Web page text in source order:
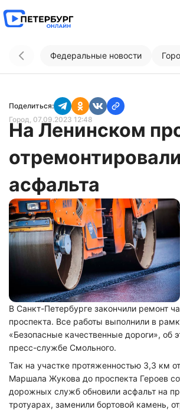
Федеральные новости
Поделиться:
Город, 07.09.2023 12:48
На Ленинском
асфальта
В Санкт-Петербурге закончили ремонт
проспекта. Все работы выполнили в
«Безопасные качественные дороги», об
пресс-службе Смольного.
Так на участке протяженностью 3,3 км
Маршала Жукова до проспекта Героев
дорожных служб обновили асфальт на
тротуарах, заменили бортовой камень,